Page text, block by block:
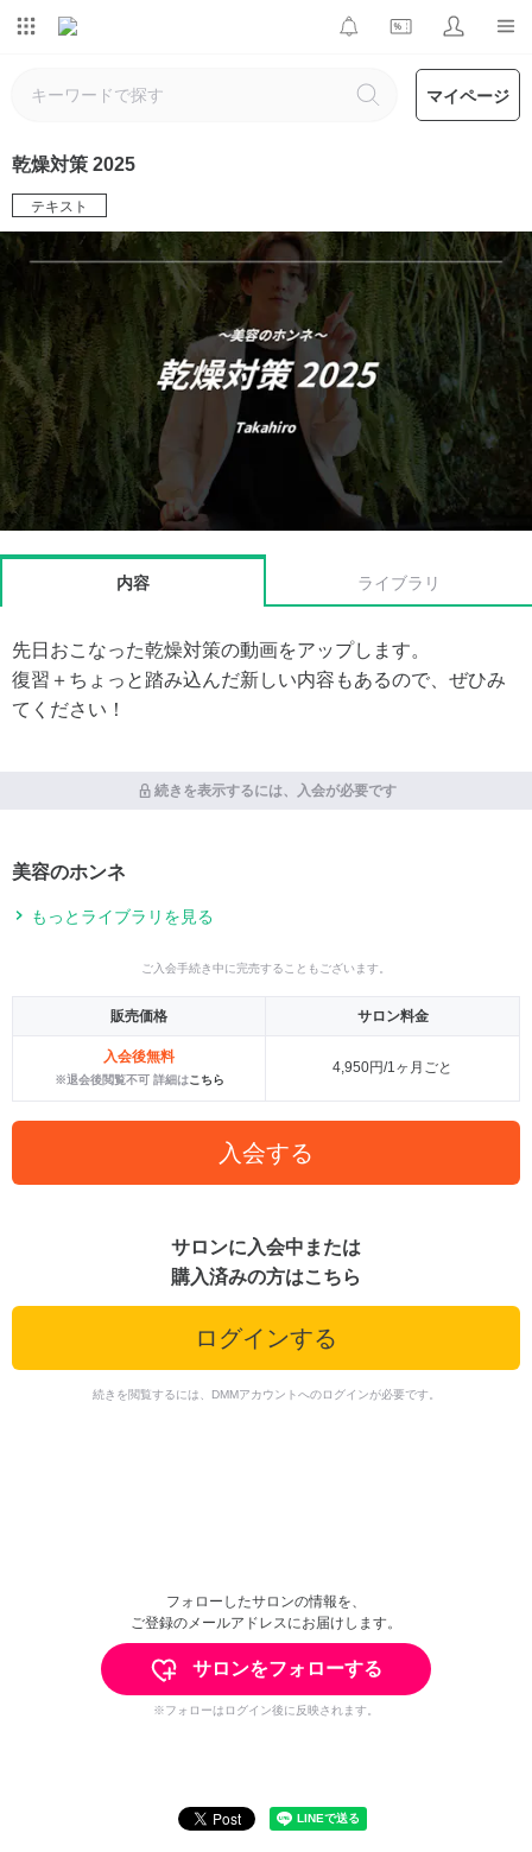
マイページ
乾燥対策 2025
テキスト
内容 ライブラリ
先日おこなった乾燥対策の動画をアップします。
復習＋ちょっと踏み込んだ新しい内容もあるので、ぜひみ
てください！
続きを表示するには、入会が必要です
美容のホンネ
もっとライブラリを見る
ご入会手続き中に完売することもございます。
販売価格 サロン料金
入会後無料
※退会後閲覧不可 詳細はこちら
4,950円/1ヶ月ごと
入会する
サロンに入会中または
購入済みの方はこちら
ログインする
続きを閲覧するには、DMMアカウントへのログインが必要です。
フォローしたサロンの情報を、
ご登録のメールアドレスにお届けします。
サロンをフォローする
※フォローはログイン後に反映されます。